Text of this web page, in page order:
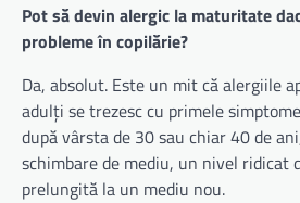
Pot să devin alergic la maturitate
probleme în copilărie?
Da, absolut. Este un mit că alergiile
adulți se trezesc cu primele
după vârsta de 30 sau chiar 40 de
schimbare de mediu, un nivel ridicat
prelungită la un mediu nou.